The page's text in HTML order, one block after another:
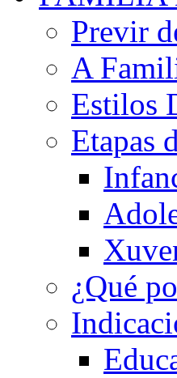
Previr
A
Estilos
Etapas
¿Qué